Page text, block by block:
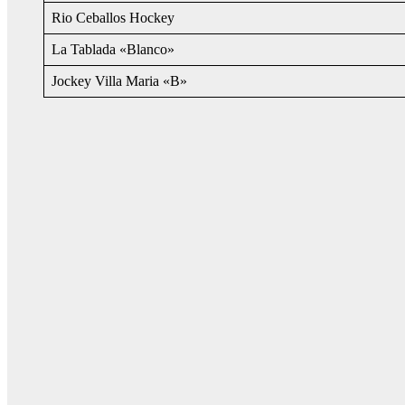
Rio Ceballos Hockey
La Tablada «Blanco»
Jockey Villa Maria «B»